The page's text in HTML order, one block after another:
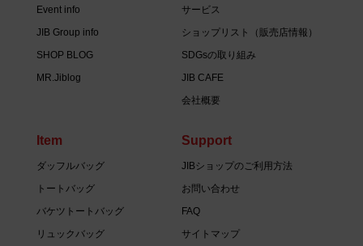
Event info
JIB Group info
SHOP BLOG
MR.Jiblog
サービス
ショップリスト（販売店情報）
SDGsの取り組み
JIB CAFE
会社概要
Item
ダッフルバッグ
トートバッグ
バケツトートバッグ
リュックバッグ
Support
JIBショップのご利用方法
お問い合わせ
FAQ
サイトマップ